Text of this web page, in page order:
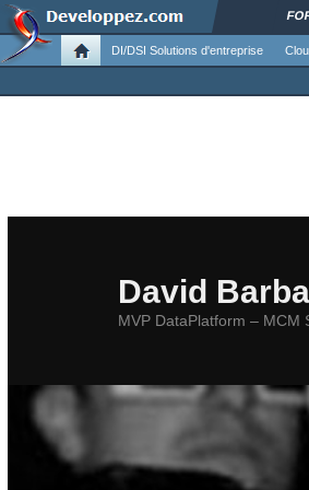
DI/DSI Solutions d'entreprise
David
MVP DataPlatform – MCM